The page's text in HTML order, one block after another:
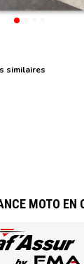
similaires
MOTO EN